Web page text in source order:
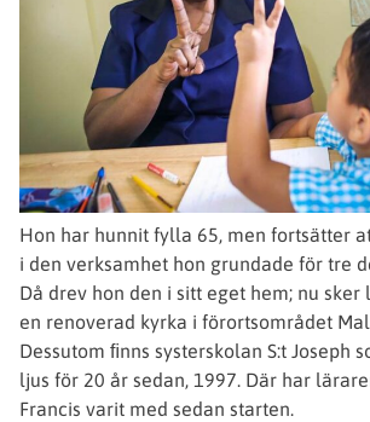
Hon har hunnit fylla 65, men fortsätter
i den verksamhet hon grundade för tre
Då drev hon den i sitt eget hem; nu sker
en renoverad kyrka i förortsområdet
Dessutom ﬁnns systerskolan S:t Joseph
ljus för 20 år sedan, 1997. Där har
Francis varit med sedan starten.